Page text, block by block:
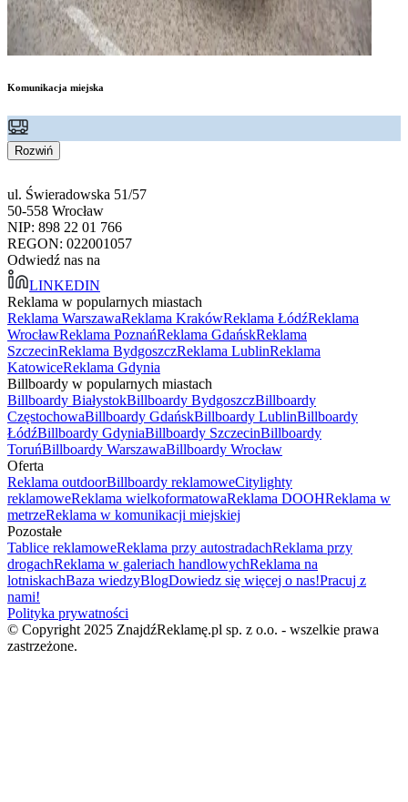
Komunikacja miejska
Rozwiń
ul. Świeradowska 51/57
50-558 Wrocław
NIP: 898 22 01 766
REGON: 022001057
Odwiedź nas na
LINKEDIN
Reklama w popularnych miastach
Reklama WarszawaReklama KrakówReklama ŁódźReklama
WrocławReklama PoznańReklama GdańskReklama
SzczecinReklama BydgoszczReklama LublinReklama
KatowiceReklama Gdynia
Billboardy w popularnych miastach
Billboardy BiałystokBillboardy BydgoszczBillboardy
CzęstochowaBillboardy GdańskBillboardy LublinBillboardy
ŁódźBillboardy GdyniaBillboardy SzczecinBillboardy
ToruńBillboardy WarszawaBillboardy Wrocław
Oferta
Reklama outdoorBillboardy reklamoweCitylighty
reklamoweReklama wielkoformatowaReklama DOOHReklama w
metrzeReklama w komunikacji miejskiej
Pozostałe
Tablice reklamoweReklama przy autostradachReklama przy
drogachReklama w galeriach handlowychReklama na
lotniskachBaza wiedzyBlogDowiedz się więcej o nas!Pracuj z
nami!
Polityka prywatności
© Copyright 2025 ZnajdźReklamę.pl sp. z o.o. - wszelkie prawa
zastrzeżone.